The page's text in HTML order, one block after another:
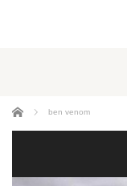
ホーム ben venom